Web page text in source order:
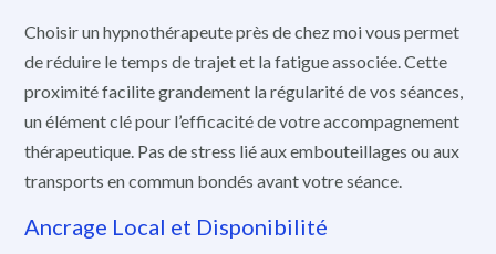
Choisir un hypnothérapeute près de chez moi vous permet
de réduire le temps de trajet et la fatigue associée. Cette
proximité facilite grandement la régularité de vos séances,
un élément clé pour l’efficacité de votre accompagnement
thérapeutique. Pas de stress lié aux embouteillages ou aux
transports en commun bondés avant votre séance.
Ancrage Local et Disponibilité